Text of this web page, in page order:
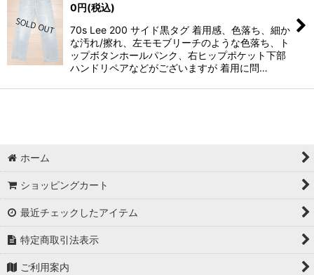
0円(税込)
70s Lee 200 サイド黒タグ 着用感、色落ち、細か
な汚れ/擦れ、左モモブリーチのような色落ち、ト
ップボタンホールパンク、右ヒップポケット下部
ハンドリペアなどがございますが 着用に問…
ホーム
ショッピングカート
最近チェックしたアイテム
特定商取引法表示
ご利用案内